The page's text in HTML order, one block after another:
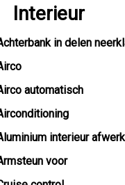
Interieur
in delen
automatisch
interieur
voor